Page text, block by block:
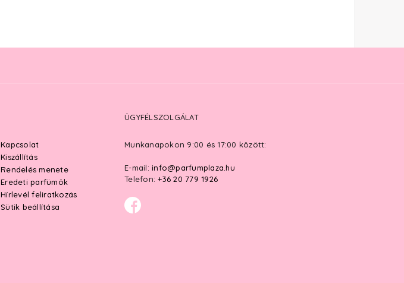
Kapcsolat
Kiszállítás
Rendelés menete
Eredeti parfümök
Hírlevél feliratkozás
Sütik beállítása
ÜGYFÉLSZOLGÁLAT
Munkanapokon 9:00 és 17:00 között:
E-mail: info@parfumplaza.hu
Telefon: +36 20 779 1926